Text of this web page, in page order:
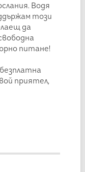
Водя
този
да
питане!
приятел,